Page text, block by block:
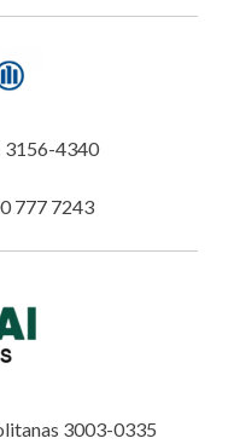
3156-4340
777 7243
3003-0335